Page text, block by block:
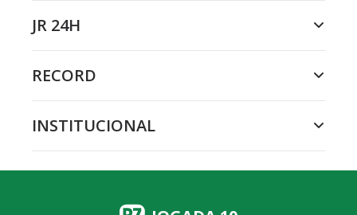
JR 24H
RECORD
INSTITUCIONAL